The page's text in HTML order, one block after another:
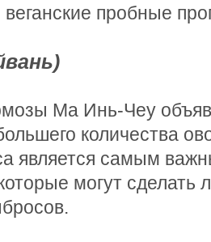
веганские пробные
Ма Инь-Чеу
количества
является самым
могут сделать